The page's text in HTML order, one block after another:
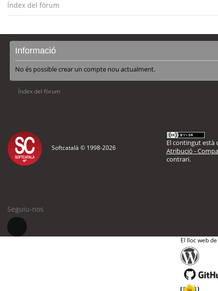
Índex del fòrum
Informació
No és possible crear un compte nou actualment.
Índex del fòrum
Softcatalà © 1998-2026
El contingut està
Atribució -
contrari.
Seguiu-nos
El lloc web